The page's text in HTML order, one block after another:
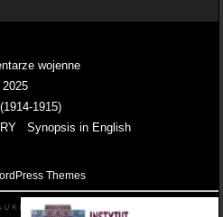
wojenne
1915)
Synopsis in English
Themes